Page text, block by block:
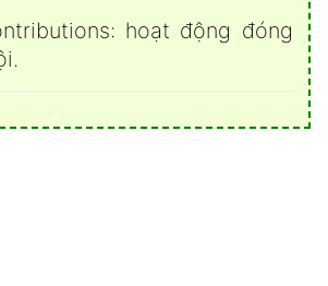
hoạt động đóng